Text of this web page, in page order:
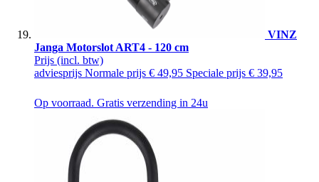
VINZ
Janga Motorslot ART4 - 120 cm
Prijs (incl. btw)
adviesprijs Normale prijs € 49,95 Speciale prijs € 39,95
Op voorraad. Gratis verzending in 24u